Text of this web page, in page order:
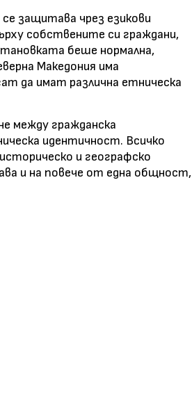
защитава чрез езикови
собствените си граждани,
беше нормална,
Македония има
да имат различна етническа
между гражданска
идентичност. Всичко
и географско
и на повече от една общност,